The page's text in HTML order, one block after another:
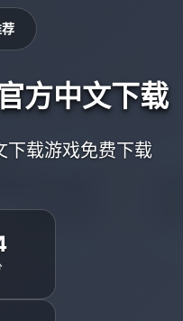
方中文下载
下载游戏免费下载